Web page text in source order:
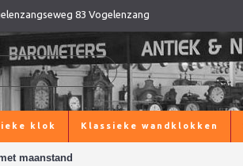
83 Vogelenzang
klok Klassieke wandklokken
maanstand